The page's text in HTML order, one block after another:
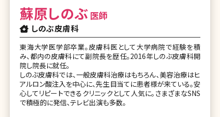
蘇原しのぶ 医師
しのぶ皮膚科
東海大学医学部卒業。皮膚科医として大学病院で経験を積
み、都内の皮膚科にて副院長を歴任。2016年しのぶ皮膚科開
院し院長に就任。
しのぶ皮膚科では、一般皮膚科治療はもちろん、美容治療はヒ
アルロン酸注入を中心に、先生目当てに患者様が来ている。安
心してリピートできるクリニックとして人気に。さまざまなSNS
で積極的に発信、テレビ出演も多数。